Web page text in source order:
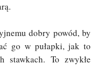
dobry powód, by
go w pułapki, jak to
To zwykłe